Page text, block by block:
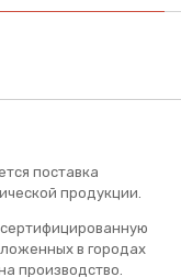
поставка
продукции.
в городах
производство.